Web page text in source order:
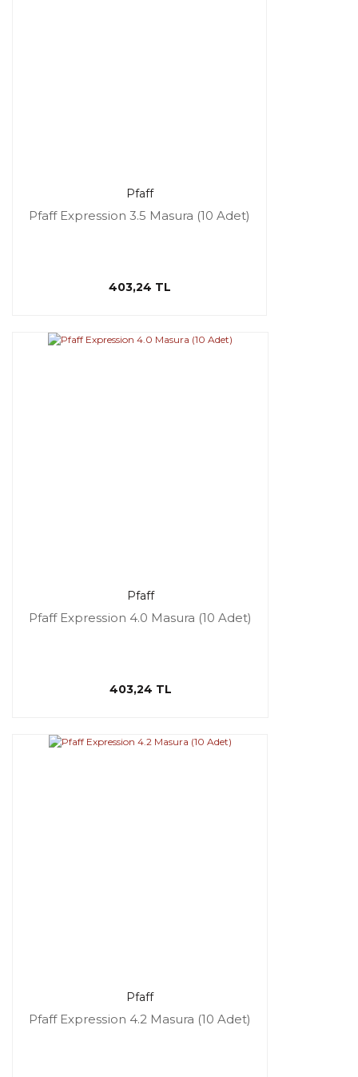
Pfaff
Pfaff Expression 3.5 Masura (10 Adet)
403,24 TL
Pfaff
Pfaff Expression 4.0 Masura (10 Adet)
403,24 TL
Pfaff
Pfaff Expression 4.2 Masura (10 Adet)